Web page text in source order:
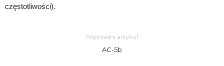
częstotliwości).
Poprzedni artykuł
AC-5b